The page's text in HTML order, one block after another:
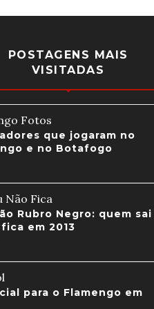
POSTAGENS MAIS
VISITADAS
Fotos
que jogaram no
e no Botafogo
Não Fica
Rubro Negro: quem sai
em 2013
para o Flamengo em